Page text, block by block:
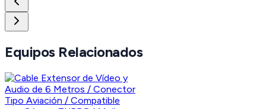
Equipos Relacionados